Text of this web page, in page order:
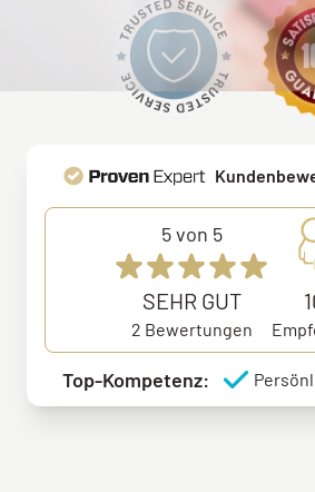
5von 5
SEHR GUT
2 Bewertungen
Top-Kompetenz: